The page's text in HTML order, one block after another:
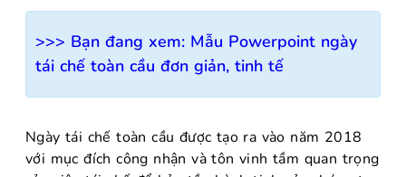
>>> Bạn đang xem: Mẫu Powerpoint ngày
tái chế toàn cầu đơn giản, tinh tế
Ngày tái chế toàn cầu được tạo ra vào năm 2018
với mục đích công nhận và tôn vinh tầm quan trọng